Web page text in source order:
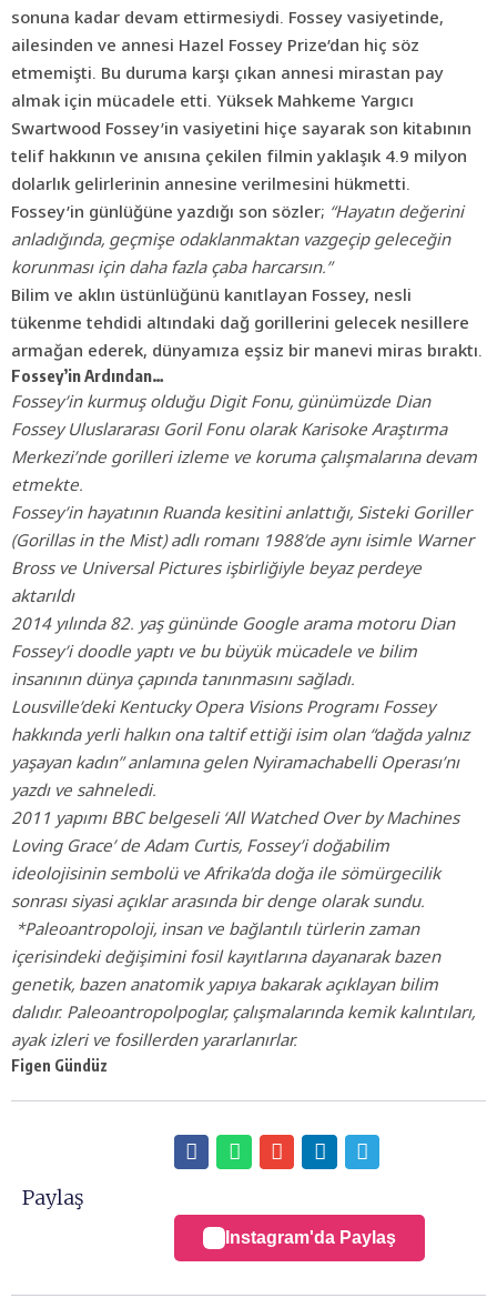
sonuna kadar devam ettirmesiydi. Fossey vasiyetinde,
ailesinden ve annesi Hazel Fossey Prize’dan hiç söz
etmemişti. Bu duruma karşı çıkan annesi mirastan pay
almak için mücadele etti. Yüksek Mahkeme Yargıcı
Swartwood Fossey’in vasiyetini hiçe sayarak son kitabının
telif hakkının ve anısına çekilen filmin yaklaşık 4.9 milyon
dolarlık gelirlerinin annesine verilmesini hükmetti.
Fossey’in günlüğüne yazdığı son sözler; “Hayatın değerini
anladığında, geçmişe odaklanmaktan vazgeçip geleceğin
korunması için daha fazla çaba harcarsın.”
Bilim ve aklın üstünlüğünü kanıtlayan Fossey, nesli
tükenme tehdidi altındaki dağ gorillerini gelecek nesillere
armağan ederek, dünyamıza eşsiz bir manevi miras bıraktı.
Fossey’in Ardından…
Fossey’in kurmuş olduğu Digit Fonu, günümüzde Dian
Fossey Uluslararası Goril Fonu olarak Karisoke Araştırma
Merkezi’nde gorilleri izleme ve koruma çalışmalarına devam
etmekte.
Fossey’in hayatının Ruanda kesitini anlattığı, Sisteki Goriller
(Gorillas in the Mist)adlı romanı 1988’de aynı isimle Warner
Bross ve Universal Pictures işbirliğiyle beyaz perdeye
aktarıldı
2014 yılında 82. yaş gününde Google arama motoru Dian
Fossey’i doodle yaptı ve bu büyük mücadele ve bilim
insanının dünya çapında tanınmasını sağladı.
Lousville’deki Kentucky Opera Visions Programı Fossey
hakkında yerli halkın ona taltif ettiği isim olan “dağda yalnız
yaşayan kadın” anlamına gelen Nyiramachabelli Operası’nı
yazdı ve sahneledi.
2011 yapımı BBC belgeseli ‘All Watched Over by Machines
Loving Grace’ de Adam Curtis, Fossey’i doğabilim
ideolojisinin sembolü ve Afrika’da doğa ile sömürgecilik
sonrası siyasi açıklar arasında bir denge olarak sundu.
*Paleoantropoloji, insan ve bağlantılı türlerin zaman
içerisindeki değişimini fosil kayıtlarına dayanarak bazen
genetik, bazen anatomik yapıya bakarak açıklayan bilim
dalıdır. Paleoantropolpoglar, çalışmalarında kemik kalıntıları,
ayak izleri ve fosillerden yararlanırlar.
Figen Gündüz
Paylaş
Instagram'da Paylaş